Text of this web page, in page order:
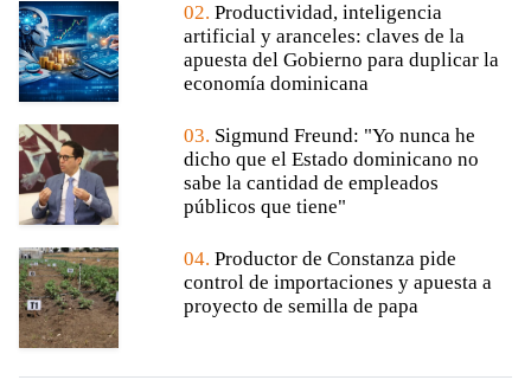
02. Productividad, inteligencia
artificial y aranceles: claves de la
apuesta del Gobierno para duplicar la
economía dominicana
03. Sigmund Freund: "Yo nunca he
dicho que el Estado dominicano no
sabe la cantidad de empleados
públicos que tiene"
04. Productor de Constanza pide
control de importaciones y apuesta a
proyecto de semilla de papa